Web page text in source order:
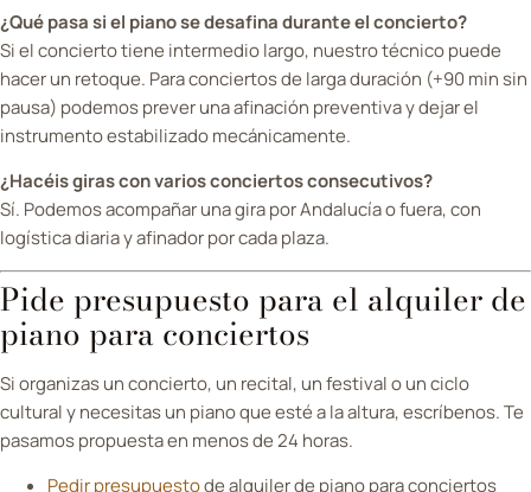
¿Qué pasa si el piano se desafina durante el concierto?
Si el concierto tiene intermedio largo, nuestro técnico puede
hacer un retoque. Para conciertos de larga duración (+90 min sin
pausa) podemos prever una afinación preventiva y dejar el
instrumento estabilizado mecánicamente.
¿Hacéis giras con varios conciertos consecutivos?
Sí. Podemos acompañar una gira por Andalucía o fuera, con
logística diaria y afinador por cada plaza.
Pide presupuesto para el alquiler de
piano para conciertos
Si organizas un concierto, un recital, un festival o un ciclo
cultural y necesitas un piano que esté a la altura, escríbenos. Te
pasamos propuesta en menos de 24 horas.
Pedir presupuestode alquiler de piano para conciertos